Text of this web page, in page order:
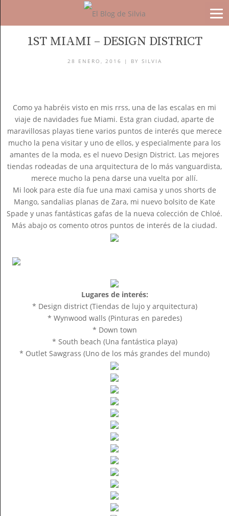
1ST MIAMI – DESIGN DISTRICT
28 ENERO, 2016 | BY SILVIA
Como ya habréis visto en mis rrss, una de las escalas en mi
viaje de navidades fue Miami. Esta gran ciudad, aparte de
maravillosas playas tiene varios puntos de interés que merece
mucho la pena visitar y uno de ellos, y especialmente para los
amantes de la moda, es el nuevo Design District. Las mejores
tiendas rodeadas de una arquitectura de lo más vanguardista,
merece mucho la pena darse una vuelta por allí.
Mi look para este día fue una maxi camisa y unos shorts de
Mango, sandalias planas de Zara, mi nuevo bolsito de Kate
Spade y unas fantásticas gafas de la nueva colección de Chloé.
Más abajo os comento otros puntos de interés de la ciudad.
Lugares de interés:
* Design district (Tiendas de lujo y arquitectura)
* Wynwood walls (Pinturas en paredes)
* Down town
* South beach (Una fantástica playa)
* Outlet Sawgrass (Uno de los más grandes del mundo)